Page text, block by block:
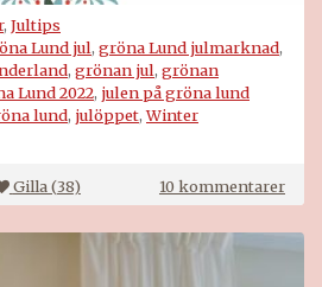
, Jultips
Lund jul, gröna Lund julmarknad,
, grönan jul, grönan
Lund 2022, julen på gröna lund
lund, julöppet,Winter
Gilla (38) 10 kommentarertill
Jul
på